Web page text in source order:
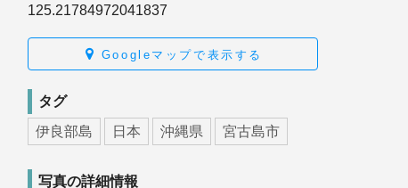
125.21784972041837
Googleマップで表示する
タグ
伊良部島 日本 沖縄県 宮古島市
写真の詳細情報